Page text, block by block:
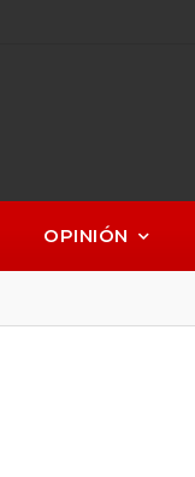
OPINIÓN